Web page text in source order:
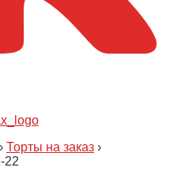
› Торты на заказ ›
22